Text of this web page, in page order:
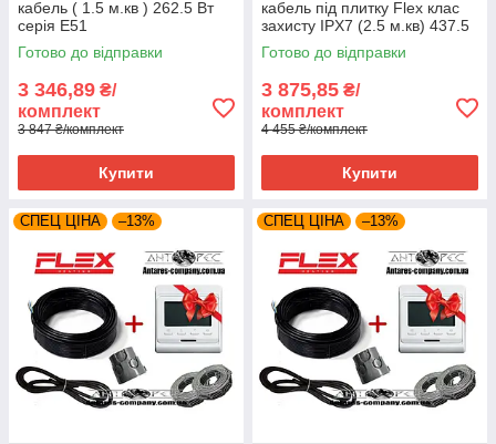
кабель ( 1.5 м.кв ) 262.5 Вт
серія E51
Готово до відправки
3 346,89 ₴/
комплект
3 847 ₴/комплект
Купити
кабель під плитку Flex клас
захисту IPX7 (2.5 м.кв) 437.5
вт серія E51
Готово до відправки
3 875,85 ₴/
комплект
4 455 ₴/комплект
Купити
СПЕЦ ЦІНА –13% СПЕЦ ЦІНА –13%